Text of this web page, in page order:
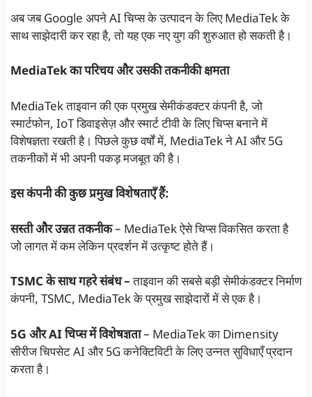
अब जब Google अपने AI चिप्स के उत्पादन के लिए MediaTek के
साथ साझेदारी कर रहा है, तो यह एक नए युग की शुरुआत हो सकती है।
MediaTek का परिचय और उसकी तकनीकी क्षमता
MediaTek ताइवान की एक प्रमुख सेमीकंडक्टर कंपनी है, जो
स्मार्टफोन, IoT डिवाइसेज़ और स्मार्ट टीवी के लिए चिप्स बनाने में
विशेषज्ञता रखती है। पिछले कुछ वर्षों में, MediaTek ने AI और 5G
तकनीकों में भी अपनी पकड़ मजबूत की है।
इस कंपनी की कुछ प्रमुख विशेषताएँ हैं:
सस्ती और उन्नत तकनीक– MediaTek ऐसे चिप्स विकसित करता है
जो लागत में कम लेकिन प्रदर्शन में उत्कृष्ट होते हैं।
TSMC के साथ गहरे संबंध –ताइवान की सबसे बड़ी सेमीकंडक्टर निर्माण
कंपनी, TSMC, MediaTek के प्रमुख साझेदारों में से एक है।
5G और AI चिप्स में विशेषज्ञता– MediaTek का Dimensity
सीरीज चिपसेट AI और 5G कनेक्टिविटी के लिए उन्नत सुविधाएँ प्रदान
करता है।